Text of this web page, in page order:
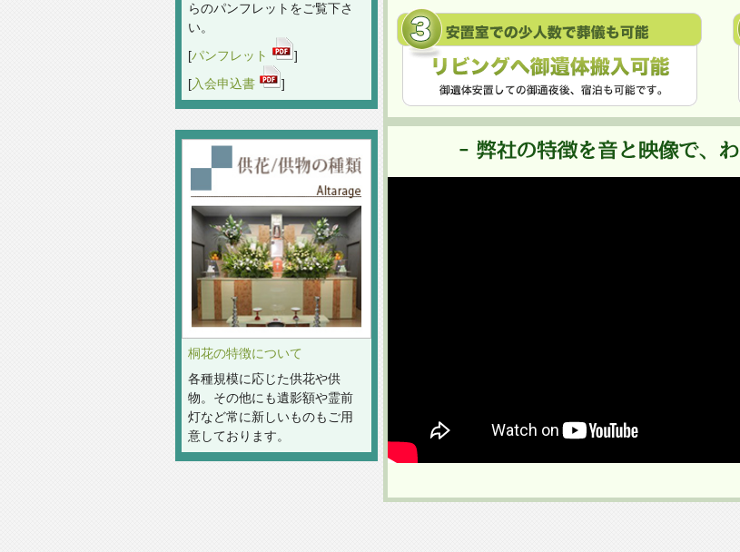
らのパンフレットをご覧下さ
い。
[パンフレット
]
[入会申込書 ]
桐花の特徴について
各種規模に応じた供花や供
物。その他にも遺影額や霊前
灯など常に新しいものもご用
意しております。